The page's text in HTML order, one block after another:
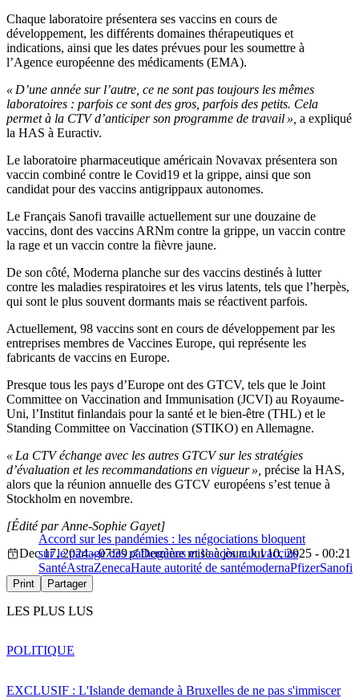
Chaque laboratoire présentera ses vaccins en cours de
développement, les différents domaines thérapeutiques et
indications, ainsi que les dates prévues pour les soumettre à
l’Agence européenne des médicaments (EMA).
« D’une année sur l’autre, ce ne sont pas toujours les mêmes
laboratoires : parfois ce sont des gros, parfois des petits. Cela
permet à la CTV d’anticiper son programme de travail », a expliqué
la HAS à Euractiv.
Le laboratoire pharmaceutique américain Novavax présentera son
vaccin combiné contre le Covid19 et la grippe, ainsi que son
candidat pour des vaccins antigrippaux autonomes.
Le Français Sanofi travaille actuellement sur une douzaine de
vaccins, dont des vaccins ARNm contre la grippe, un vaccin contre
la rage et un vaccin contre la fièvre jaune.
De son côté, Moderna planche sur des vaccins destinés à lutter
contre les maladies respiratoires et les virus latents, tels que l’herpès,
qui sont le plus souvent dormants mais se réactivent parfois.
Actuellement, 98 vaccins sont en cours de développement par les
entreprises membres de Vaccines Europe, qui représente les
fabricants de vaccins en Europe.
Presque tous les pays d’Europe ont des GTCV, tels que le Joint
Committee on Vaccination and Immunisation (JCVI) au Royaume-
Uni, l’Institut finlandais pour la santé et le bien-être (THL) et le
Standing Committee on Vaccination (STIKO) en Allemagne.
« La CTV échange avec les autres GTCV sur les stratégies
d’évaluation et les recommandations en vigueur », précise la HAS,
alors que la réunion annuelle des GTCV européens s’est tenue à
Stockholm en novembre.
Accord sur les pandémies : les négociations bloquent
sur le partage des pathogènes et l’accès aux vaccins
[Édité par Anne-Sophie Gayet]
Dec 17, 2024 - 07:39
Dernière mise à jour: Jul 10, 2025 - 00:21
SantéAstraZenecaHaute autorité de santémodernaPfizerSanofi
Print Partager
LES PLUS LUS
EXCLUSIF : L'Islande demande à Bruxelles de ne pas s'immiscer
POLITIQUE